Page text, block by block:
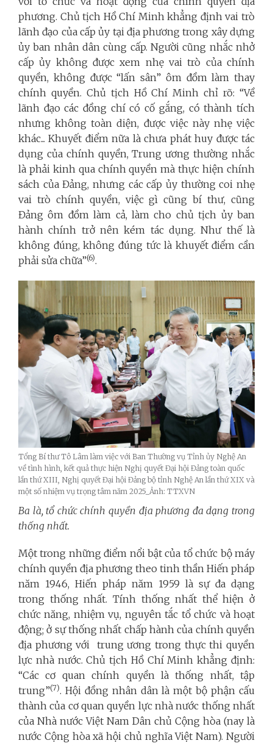
phương. Chủ tịch Hồ Chí Minh khẳng định vai trò
lãnh đạo của cấp ủy tại địa phương trong xây dựng
ủy ban nhân dân cùng cấp. Người cũng nhắc nhở
cấp ủy không được xem nhẹ vai trò của chính
quyền, không được “lấn sân” ôm đồm làm thay
chính quyền. Chủ tịch Hồ Chí Minh chỉ rõ: “Về
lãnh đạo các đồng chí có cố gắng, có thành tích
nhưng không toàn diện, được việc này nhẹ việc
khác... Khuyết điểm nữa là chưa phát huy được tác
dụng của chính quyền, Trung ương thường nhắc
là phải kinh qua chính quyền mà thực hiện chính
sách của Đảng, nhưng các cấp ủy thường coi nhẹ
vai trò chính quyền, việc gì cũng bí thư, cũng
Đảng ôm đồm làm cả, làm cho chủ tịch ủy ban
hành chính trở nên kém tác dụng. Như thế là
không đúng, không đúng tức là khuyết điểm cần
phải sửa chữa”(6).
Tổng Bí thư Tô Lâm làm việc với Ban Thường vụ Tỉnh ủy Nghệ An
về tình hình, kết quả thực hiện Nghị quyết Đại hội Đảng toàn quốc
lần thứ XIII, Nghị quyết Đại hội Đảng bộ tỉnh Nghệ An lần thứ XIX và
một số nhiệm vụ trọng tâm năm 2025_Ảnh: TTXVN
Ba là, tổ chức chính quyền địa phương đa dạng trong
thống nhất.
Một trong những điểm nổi bật của tổ chức bộ máy
chính quyền địa phương theo tinh thần Hiến pháp
năm 1946, Hiến pháp năm 1959 là sự đa dạng
trong thống nhất. Tính thống nhất thể hiện ở
chức năng, nhiệm vụ, nguyên tắc tổ chức và hoạt
động; ở sự thống nhất chấp hành của chính quyền
địa phương với trung ương trong thực thi quyền
lực nhà nước. Chủ tịch Hồ Chí Minh khẳng định:
“Các cơ quan chính quyền là thống nhất, tập
trung”(7). Hội đồng nhân dân là một bộ phận cấu
thành của cơ quan quyền lực nhà nước thống nhất
của Nhà nước Việt Nam Dân chủ Cộng hòa (nay là
nước Cộng hòa xã hội chủ nghĩa Việt Nam). Người